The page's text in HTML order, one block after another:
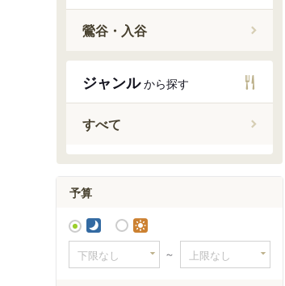
鶯谷・入谷
ジャンルから探す
すべて
予算
～